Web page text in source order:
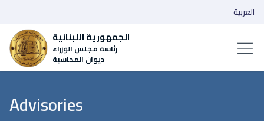
الجمهورية اللبنانية
رئاسة مجلس الوزراء
ديوان المحاسبة
العربية
Advisories